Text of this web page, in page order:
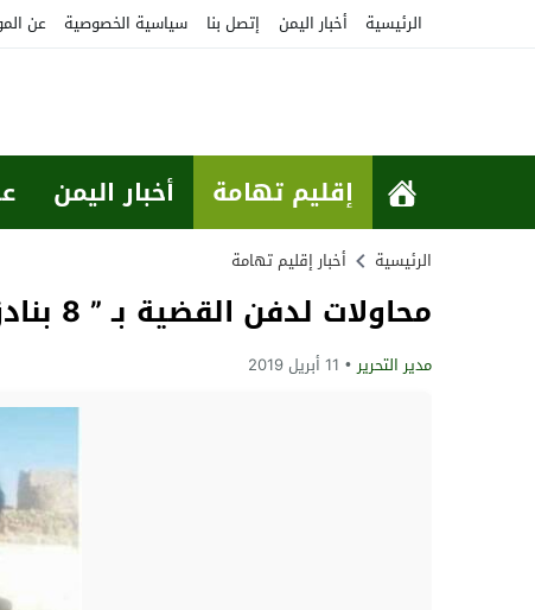
الرئيسية أخبار اليمن إتصل بنا سياسية الخصوصية عن
إقليم تهامة أخبار اليمن
الرئيسية أخبار إقليم تهامة
محاولات لدفن القضية بـ ” 8 بنادق “.. محافظ ريمة “الحوثي فارس الحباري” يقتل شابّين من أرحب
مدير التحرير 11 أبريل 2019